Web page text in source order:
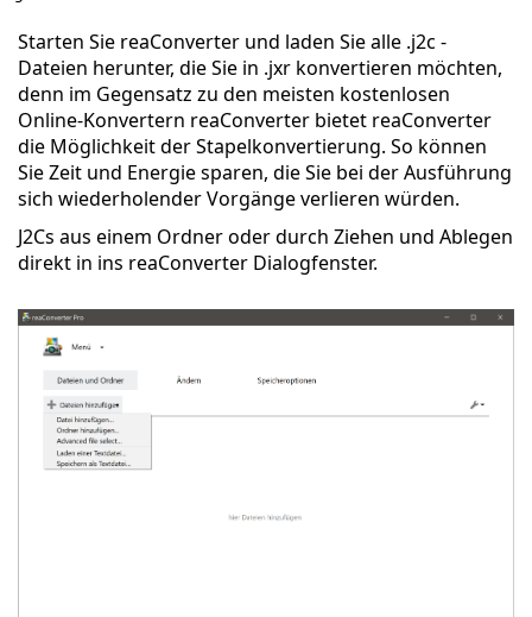
Starten Sie reaConverter und laden Sie alle .j2c -
Dateien herunter, die Sie in .jxr konvertieren möchten,
denn im Gegensatz zu den meisten kostenlosen
Online-Konvertern reaConverter bietet reaConverter
die Möglichkeit der Stapelkonvertierung. So können
Sie Zeit und Energie sparen, die Sie bei der Ausführung
sich wiederholender Vorgänge verlieren würden.
J2Cs aus einem Ordner oder durch Ziehen und Ablegen
direkt in ins reaConverter Dialogfenster.